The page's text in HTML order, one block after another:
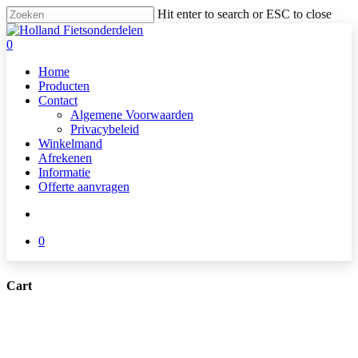
Skip
to
main
Hit enter to search or ESC to close
Close
Search
search
0
Home
Producten
Contact
Algemene Voorwaarden
Privacybeleid
Winkelmand
Afrekenen
Informatie
Offerte aanvragen
0
Cart